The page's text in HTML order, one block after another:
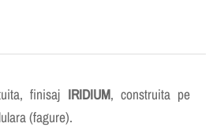
finisaj IRIDIUM, construita pe
(fagure).